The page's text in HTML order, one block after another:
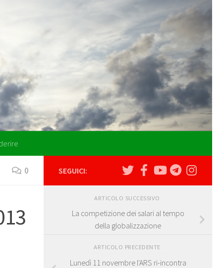
0 SEGUICI:
ARTICOLO SUCCESSIVO
La competizione dei salari al tempo
della globalizzazione
ARTICOLO PRECEDENTE
Lunedì 11 novembre l'ARS ri-incontra